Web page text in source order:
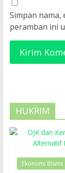
Simpan nama,
peramban ini
HUKRIM
Ekonomi Bisnis